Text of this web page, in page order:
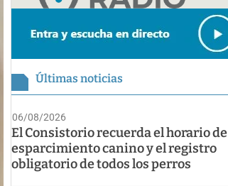
Últimas noticias
06/08/2026
El Consistorio recuerda el horario de
esparcimiento canino y el registro
obligatorio de todos los perros